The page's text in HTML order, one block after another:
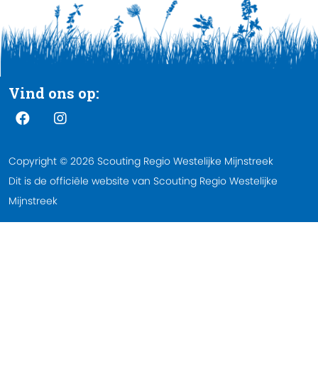
Vind ons op:
Copyright © 2026 Scouting Regio Westelijke Mijnstreek
Dit is de officiële website van Scouting Regio Westelijke
Mijnstreek